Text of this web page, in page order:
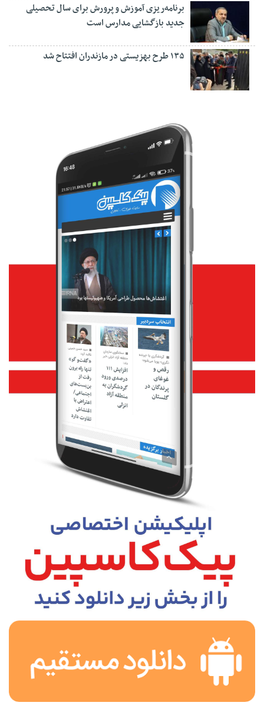
برنامه‌ریزی آموزش و پرورش برای سال تحصیلی
جدید بازگشایی مدارس است
۱۳۵ طرح بهزیستی در مازندران افتتاح شد